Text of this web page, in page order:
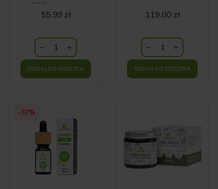
wanilii i kwiatów
55.99 zł
DODAJ DO KOSZYKA
119.00 zł
DODAJ DO KOSZYKA
-37%